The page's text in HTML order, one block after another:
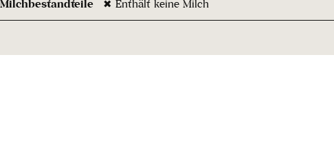
Milchbestandteile ✖ Enthält keine Milch